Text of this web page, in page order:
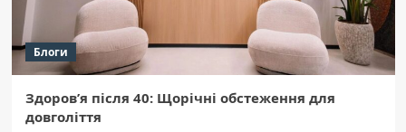
Блоги
Здоров’я після 40: Щорічні обстеження для
довголіття